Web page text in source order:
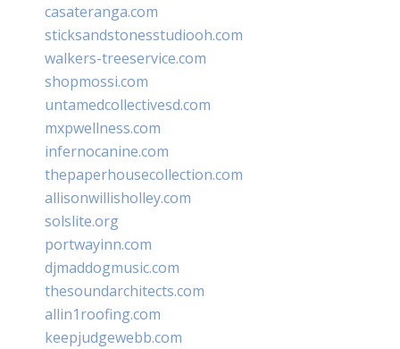
casateranga.com
sticksandstonesstudiooh.com
walkers-treeservice.com
shopmossi.com
untamedcollectivesd.com
mxpwellness.com
infernocanine.com
thepaperhousecollection.com
allisonwillisholley.com
solslite.org
portwayinn.com
djmaddogmusic.com
thesoundarchitects.com
allin1roofing.com
keepjudgewebb.com